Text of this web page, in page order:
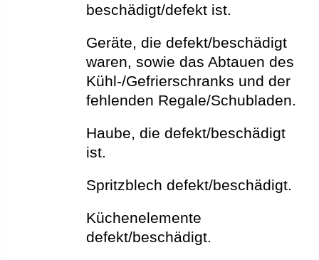
beschädigt/defekt ist.
Geräte, die defekt/beschädigt
waren, sowie das Abtauen des
Kühl-/Gefrierschranks und der
fehlenden Regale/Schubladen.
Haube, die defekt/beschädigt
ist.
Spritzblech defekt/beschädigt.
Küchenelemente
defekt/beschädigt.